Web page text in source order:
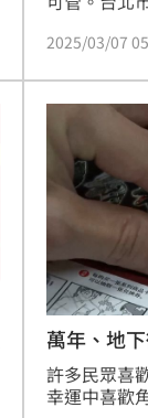
知商家遵守
2025/03/07
萬年、地
許多民眾喜
幸運中喜歡